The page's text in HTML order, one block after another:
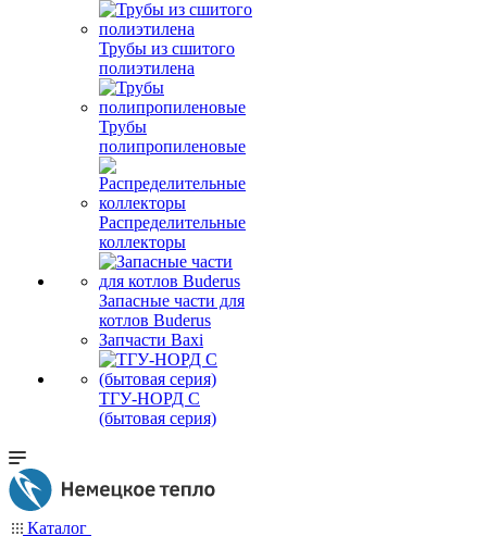
Трубы из сшитого
полиэтилена
Трубы
полипропиленовые
Распределительные
коллекторы
Запасные части для
котлов Buderus
Запчасти Baxi
ТГУ-НОРД С
(бытовая серия)
Каталог